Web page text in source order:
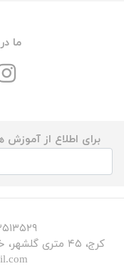
ما
برای اطلاع از آموزش
۰۲۶۳۳۵۱۳۵۲۹ -
کرج، ۴۵ متری گلشهر، خیابان کوکب شرقی، عکس و فیلم مکث